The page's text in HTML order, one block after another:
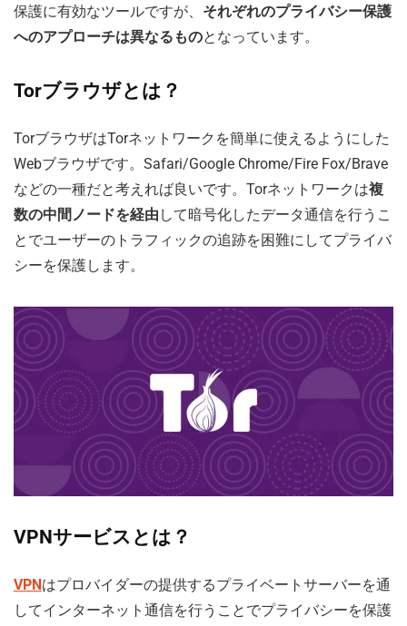
保護に有効なツールですが、 それぞれのプライバシー保護
へのアプローチは異なるものとなっています。
Torブラウザとは？
TorブラウザはTorネットワークを簡単に使えるようにした
Webブラウザです。Safari/Google Chrome/Fire Fox/Brave
などの一種だと考えれば良いです。Torネットワークは複
数の中間ノードを経由 して暗号化したデータ通信を行うこ
とでユーザーのトラフィックの追跡を困難にしてプライバ
シーを保護します。
VPNサービスとは？
VPNはプロバイダーの提供するプライベートサーバーを通
してインターネット通信を行うことでプライバシーを保護